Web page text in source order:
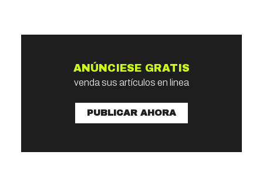
ANÚNCIESE GRATIS
venda sus artículos en linea
PUBLICAR AHORA